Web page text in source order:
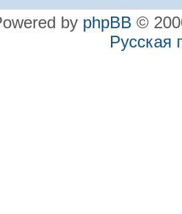
by phpBB ©
Русская